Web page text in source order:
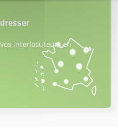
interlocuteurs en